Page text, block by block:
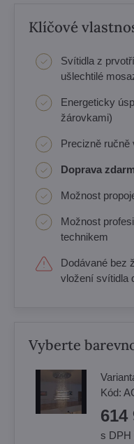
Klíčové
Svítidla z
ušlechtilé
Energeticky
žárovkami)
Precizně ručně
Doprava
Možnost
Možnost
technikem
Dodávané bez
vložení svítidla
Vyberte
Kód:
614
s DPH